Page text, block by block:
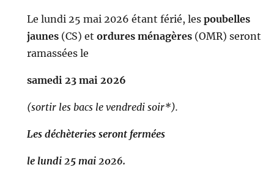
Le lundi 25 mai 2026 étant férié, les poubelles
jaunes(CS) et ordures ménagères(OMR) seront
ramassées le
samedi 23 mai 2026
(sortir les bacs le vendredi soir*).
Les déchèteries seront fermées
le lundi 25 mai 2026.